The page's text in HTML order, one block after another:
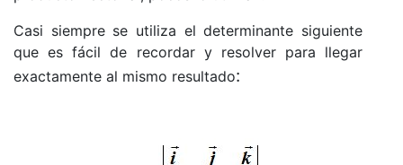
Casi siempre se utiliza el determinante siguiente
que es fácil de recordar y resolver para llegar
exactamente al mismo resultado: